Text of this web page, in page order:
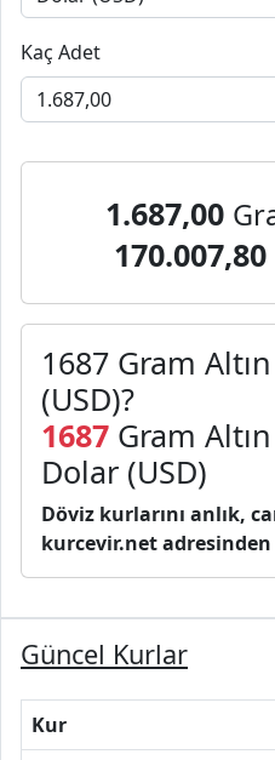
Kaç Adet
1.687,00
170.007,80
1687 Gram
(USD)?
1687 Gram Altın
Dolar (USD)
Döviz kurlarını anlık,
kurcevir.net
Güncel Kurlar
Kur